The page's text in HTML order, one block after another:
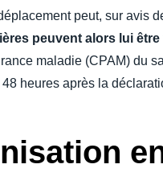
peut, sur avis
peuvent alors lui
maladie (CPAM) du
heures après la